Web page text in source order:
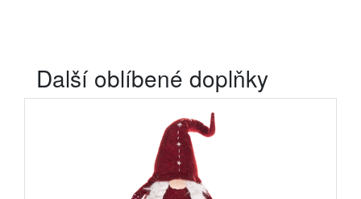
Další oblíbené doplňky